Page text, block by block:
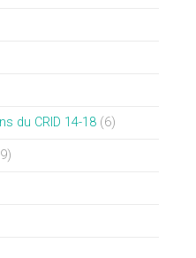
du CRID 14-18(6)